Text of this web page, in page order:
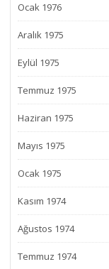
Ocak 1976
Aralık 1975
Eylül 1975
Temmuz 1975
Haziran 1975
Mayıs 1975
Ocak 1975
Kasım 1974
Ağustos 1974
Temmuz 1974